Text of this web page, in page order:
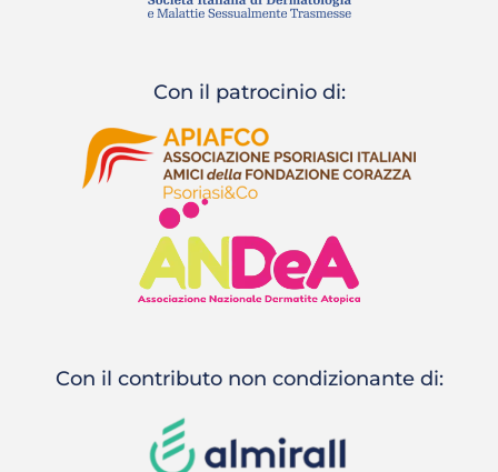
Con il patrocinio di:
Con il contributo non condizionante di: